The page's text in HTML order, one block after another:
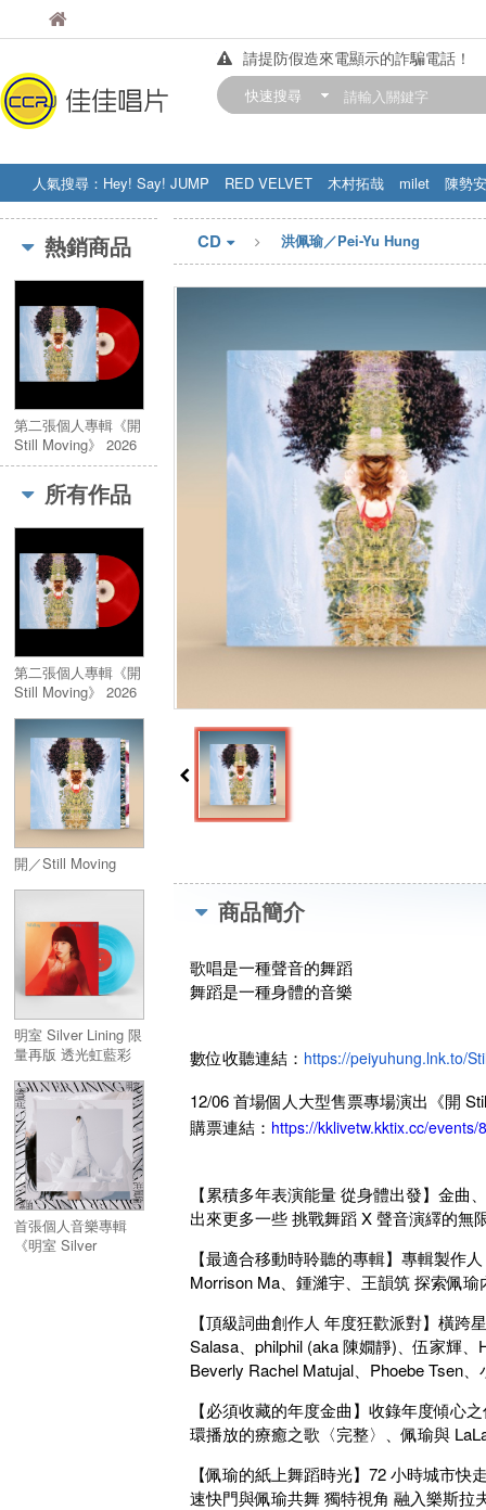
佳佳唱片
請提防假造來電顯示的詐騙電話！
【中華門市營業時間調整公告】
快速搜尋
人氣搜尋： Hey! Say! JUMP RED VELVET 木村拓哉 milet
陳勢安
STRAY KIDS
盧廣仲 周杰伦
熱銷商品
第二張個人專輯《開
Still Moving》 2026
血紅實體彩膠
《開》心慶祝版
所有作品
第二張個人專輯《開
Still Moving》 2026
《開》心慶祝版
開／Still Moving
明室 Silver Lining 限
量再版 透光虹藍彩
首張個人音樂專輯
《明室 Silver
CD 洪佩瑜／Pei-Yu Hung
商品簡介
歌唱是一種聲音的舞蹈
舞蹈是一種身體的音樂
數位收聽連結： https://peiyuhung.lnk.to/
12/06 首場個人大型售票專場演出《開
購票連結： https://kklivetw.kktix.cc/events/
【累積多年表演能量 從身體出發】金
出來更多一些 挑戰舞蹈 X 聲音演繹的無
【最適合移動時聆聽的專輯】專輯製作
Morrison Ma、鍾濰宇、王韻筑 探索佩
【頂級詞曲創作人 年度狂歡派對】橫
Salasa、philphil (aka 陳嫺靜)、伍家輝
Beverly Rachel Matujal、Phoebe Tsen
【必須收藏的年度金曲】收錄年度傾心
環播放的療癒之歌〈完整〉、佩瑜與
【佩瑜的紙上舞蹈時光】72 小時城市
速快門與佩瑜共舞 獨特視角 融入樂斯拉